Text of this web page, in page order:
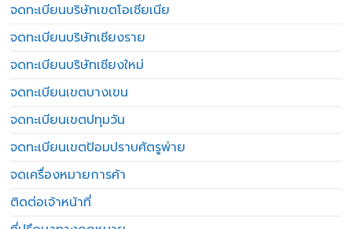
จดทะเบียนบริษัทเขตโอเชียเนีย
จดทะเบียนบริษัทเชียงราย
จดทะเบียนบริษัทเชียงใหม่
จดทะเบียนเขตบางเขน
จดทะเบียนเขตปทุมวัน
จดทะเบียนเขตป้อมปราบศัตรูพ่าย
จดเครื่องหมายการค้า
ติดต่อเจ้าหน้าที่